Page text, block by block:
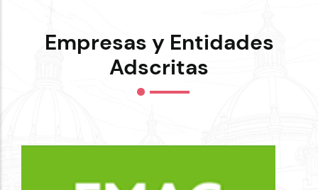
Empresas y Entidades
Adscritas